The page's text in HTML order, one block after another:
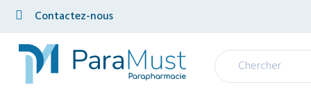
Contactez-nous